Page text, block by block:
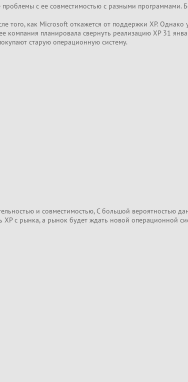
с ее совместимостью с разными программами.
того, как Microsoft откажется от поддержки XP.
планировала свернуть реализацию XP 31
старую операционную систему.
и совместимостью, С большой вероятностью
с рынка, а рынок будет ждать новой операционной